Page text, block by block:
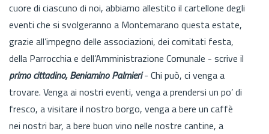
cuore di ciascuno di noi, abbiamo allestito il cartellone degli
eventi che si svolgeranno a Montemarano questa estate,
grazie all’impegno delle associazioni, dei comitati festa,
della Parrocchia e dell’Amministrazione Comunale - scrive il
primo cittadino, Beniamino Palmieri- Chi può, ci venga a
trovare. Venga ai nostri eventi, venga a prendersi un po’ di
fresco, a visitare il nostro borgo, venga a bere un caffè
nei nostri bar, a bere buon vino nelle nostre cantine, a